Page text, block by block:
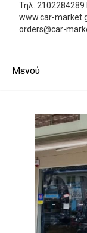
Τηλ. 2102284289
www.car-
orders@car-
Μενού